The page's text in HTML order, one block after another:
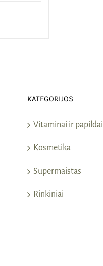
KATEGORIJOS
Vitaminai ir papildai
Kosmetika
Supermaistas
Rinkiniai